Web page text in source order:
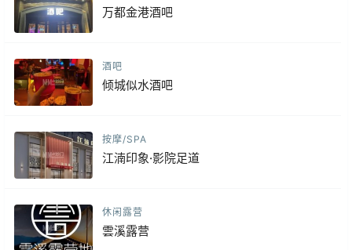
万都金港酒吧
酒吧
倾城似水酒吧
按摩/SPA
江湳印象·影院足道
休闲露营
雲溪露营